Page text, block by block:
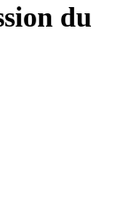
du